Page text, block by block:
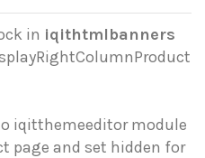
in iqithtmlbanners
iqitthemeeditor module
page and set hidden for